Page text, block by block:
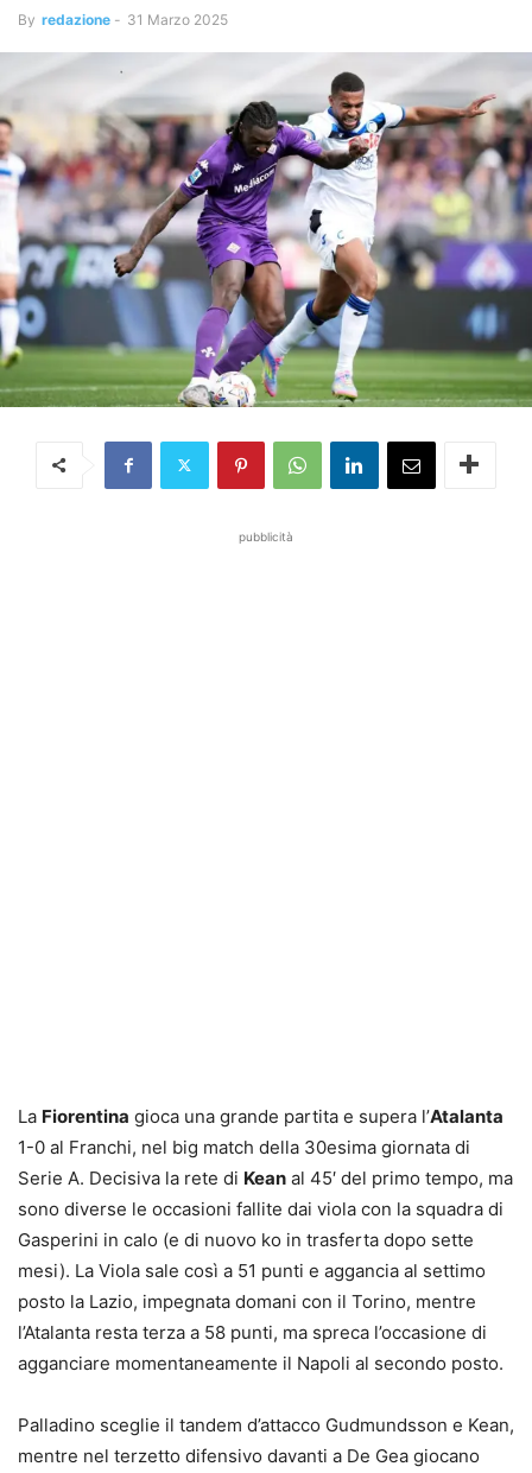
By redazione - 31 Marzo 2025
pubblicità
La Fiorentina gioca una grande partita e supera l’Atalanta
1-0 al Franchi, nel big match della 30esima giornata di
Serie A. Decisiva la rete di Kean al 45′ del primo tempo, ma
sono diverse le occasioni fallite dai viola con la squadra di
Gasperini in calo (e di nuovo ko in trasferta dopo sette
mesi). La Viola sale così a 51 punti e aggancia al settimo
posto la Lazio, impegnata domani con il Torino, mentre
l’Atalanta resta terza a 58 punti, ma spreca l’occasione di
agganciare momentaneamente il Napoli al secondo posto.
Palladino sceglie il tandem d’attacco Gudmundsson e Kean,
mentre nel terzetto difensivo davanti a De Gea giocano